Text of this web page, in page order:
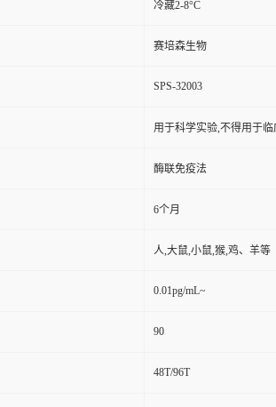
冷藏2-8°C
赛培森生物
SPS-32003
用于科学实验,不得用于临
酶联免疫法
6个月
人,大鼠,小鼠,猴,鸡、羊等
0.01pg/mL~
90
48T/96T